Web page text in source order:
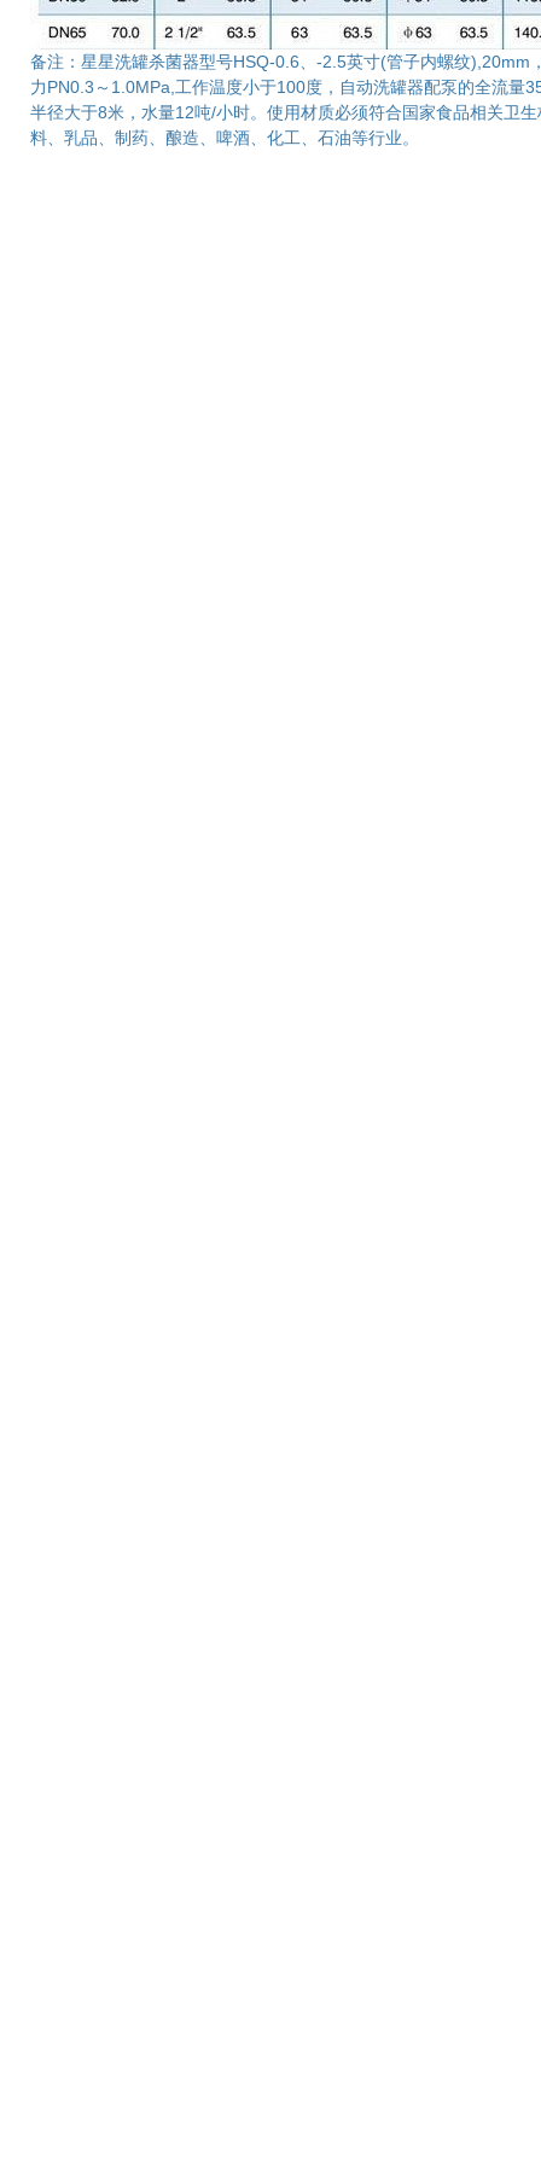
备注：星星洗罐杀菌器型号HSQ-0.6、-2.5英寸(管子内螺纹
力PN0.3～1.0MPa,工作温度小于100度，自动洗罐器配泵的全流量
半径大于8米，水量12吨/小时。使用材质必须符合国家食品相关卫
料、乳品、制药、酿造、啤酒、化工、石油等行业。